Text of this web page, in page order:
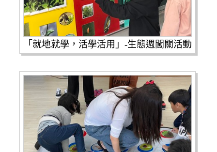
「就地就學，活學活用」-生態週闖關活動